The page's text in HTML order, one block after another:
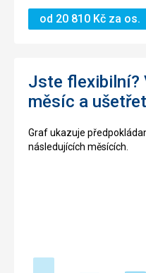
od 20 810 Kč za os.
Jste flexibilní?
měsíc a
Graf ukazuje
následujících měsících.